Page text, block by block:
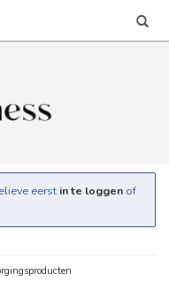
eerst in te loggen of